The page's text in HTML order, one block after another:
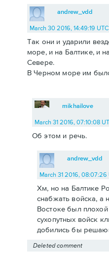
andrew_vdd
March 30 2016, 14:49:19 UTC
Так они и ударили
море, и на Балтике, и
Севере.
В Черном море им
mikhailove
March 31 2016, 07:10:08
Об этом и речь.
andrew_vdd
March 31 2016, 08:07:26
Хм, но на Балтике
снабжать войска, а
Востоке был
сухопутных войск
добились бы
Deleted comment